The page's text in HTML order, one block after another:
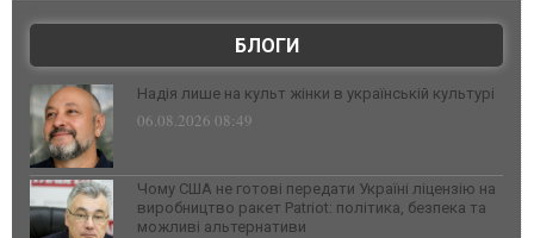
БЛОГИ
Надія лише на культ жінки в українській культурі
06.08.2026 08:49
Чому США не готові передати Україні ліцензію на
виробництво ракет Patriot: політика, безпека та
можливі альтернативи